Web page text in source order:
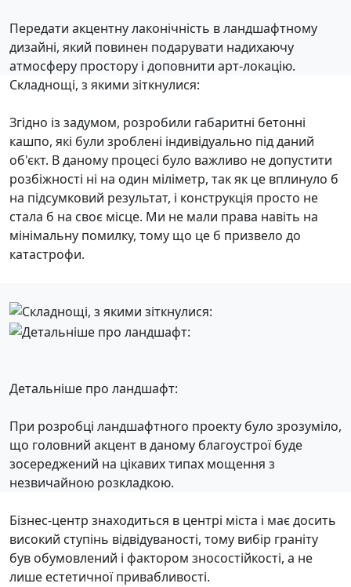
Передати акцентну лаконічність в ландшафтному
дизайні, який повинен подарувати надихаючу
атмосферу простору і доповнити арт-локацію.
Складнощі, з якими зіткнулися:
Згідно із задумом, розробили габаритні бетонні
кашпо, які були зроблені індивідуально під даний
об'єкт. В даному процесі було важливо не допустити
розбіжності ні на один міліметр, так як це вплинуло б
на підсумковий результат, і конструкція просто не
стала б на своє місце. Ми не мали права навіть на
мінімальну помилку, тому що це б призвело до
катастрофи.
Детальніше про ландшафт:
При розробці ландшафтного проекту було зрозуміло,
що головний акцент в даному благоустрої буде
зосереджений на цікавих типах мощення з
незвичайною розкладкою.
Бізнес-центр знаходиться в центрі міста і має досить
високий ступінь відвідуваності, тому вибір граніту
був обумовлений і фактором зносостійкості, а не
лише естетичної привабливості.